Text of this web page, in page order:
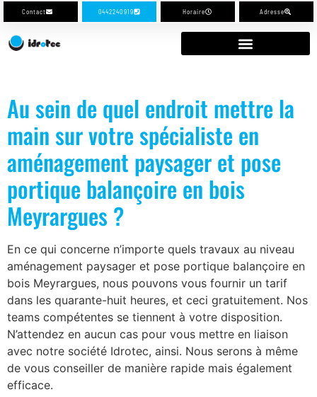
Contact 0442240919 Horaire Adresse
Au sein de quel endroit mettre la
main sur votre spécialiste en
aménagement paysager et pose
portique balançoire en bois
Meyrargues ?
En ce qui concerne n’importe quels travaux au niveau
aménagement paysager et pose portique balançoire en
bois Meyrargues, nous pouvons vous fournir un tarif
dans les quarante-huit heures, et ceci gratuitement. Nos
teams compétentes se tiennent à votre disposition.
N’attendez en aucun cas pour vous mettre en liaison
avec notre société Idrotec, ainsi. Nous serons à même
de vous conseiller de manière rapide mais également
efficace.